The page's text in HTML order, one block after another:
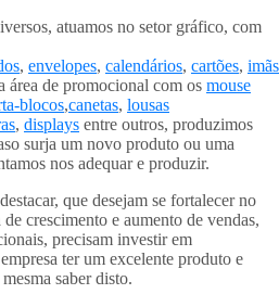
atuamos no setor gráfico, com
, envelopes, calendários, cartões, imãs
área de promocional com os mouse
blocos,canetas, lousas
, displays entre outros, produzimos
surja um novo produto ou uma
nos adequar e produzir.
que desejam se fortalecer no
crescimento e aumento de vendas,
precisam investir em
ter um excelente produto e
saber disto.